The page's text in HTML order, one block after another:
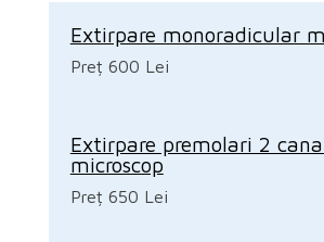
Extirpare monoradicular
Preț 600 Lei
Extirpare premolari 2
microscop
Preț 650 Lei